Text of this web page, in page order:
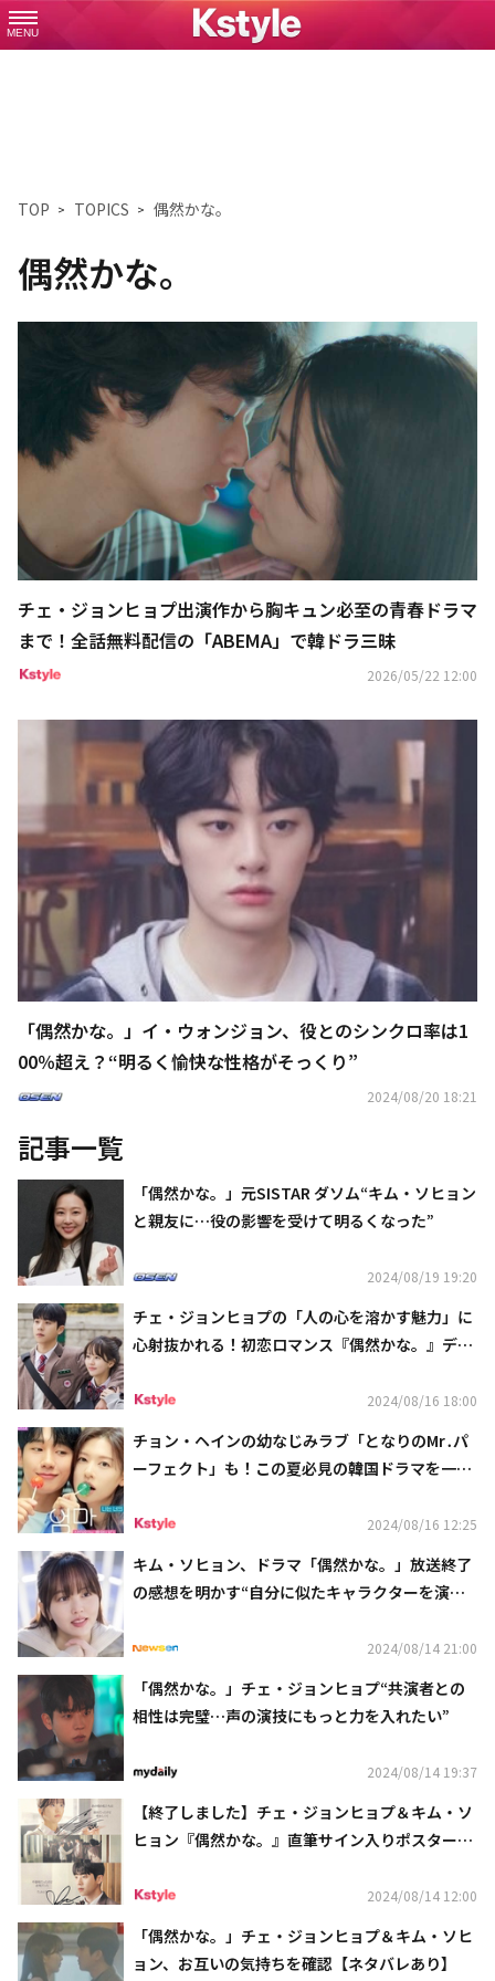
MENU
TOP TOPICS 偶然かな。
偶然かな。
チェ・ジョンヒョプ出演作から胸キュン必至の青春ドラマ
まで！全話無料配信の「ABEMA」で韓ドラ三昧
2026/05/22 12:00
「偶然かな。」イ・ウォンジョン、役とのシンクロ率は1
00％超え？“明るく愉快な性格がそっくり”
2024/08/20 18:21
記事一覧
「偶然かな。」元SISTAR ダソム“キム・ソヒョン
と親友に…役の影響を受けて明るくなった”
2024/08/19 19:20
チェ・ジョンヒョプの「人の心を溶かす魅力」に
心射抜かれる！初恋ロマンス『偶然かな。』ディ
2024/08/16 18:00
チョン・ヘインの幼なじみラブ「となりのMr․パ
ーフェクト」も！この夏必見の韓国ドラマを一挙
2024/08/16 12:25
キム・ソヒョン、ドラマ「偶然かな。」放送終了
の感想を明かす“自分に似たキャラクターを演じ
2024/08/14 21:00
「偶然かな。」チェ・ジョンヒョプ“共演者との
相性は完璧…声の演技にもっと力を入れたい”
2024/08/14 19:37
【終了しました】チェ・ジョンヒョプ＆キム・ソ
ヒョン『偶然かな。』直筆サイン入りポスターを
ート
2024/08/14 12:00
「偶然かな。」チェ・ジョンヒョプ＆キム・ソヒ
ョン、お互いの気持ちを確認【ネタバレあり】